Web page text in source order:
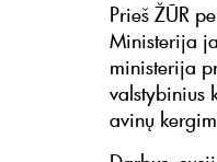
Prieš ŽŪR
Ministerija
ministerija
valstybinius
avinų